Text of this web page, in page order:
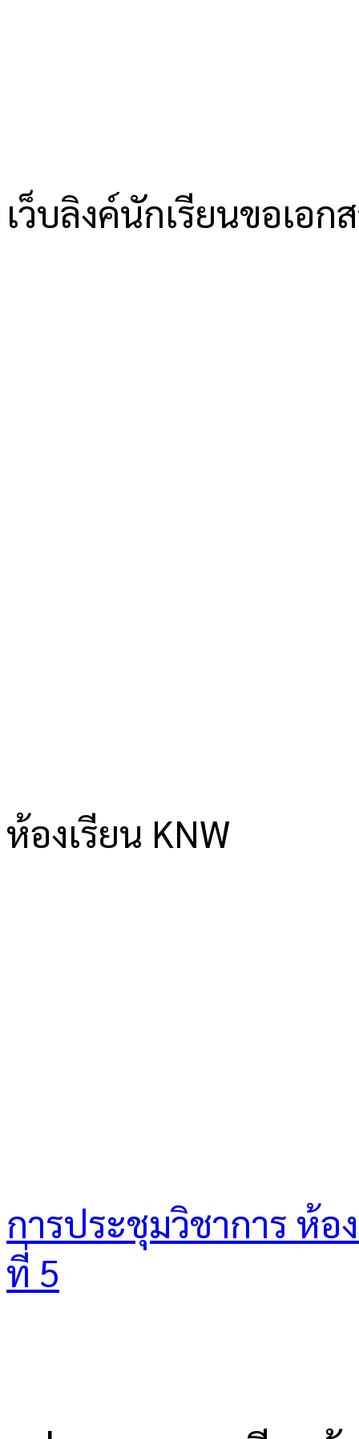
เว็บลิงค์นักเรียนขอเอก
ห้องเรียน KNW
การประชุมวิชาการ ห้อ
ที่ 5